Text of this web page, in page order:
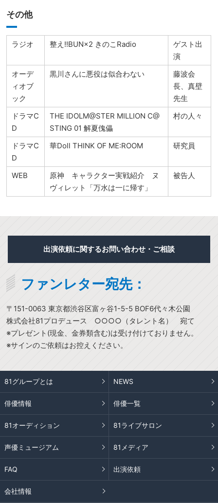
その他
ラジオ 整え!!BUN×2 きのこRadio
ゲスト出
演
オーデ
ィオブ
ック
黒川さんに悪役は似合わない
藤波会
長、真壁
先生
ドラマC
D
THE IDOLM@STER MILLION C@
STING 01 解夏傀儡
村の人々
ドラマC
D
華Doll THINK OF ME:ROOM 研究員
WEB
原神 キャラクター実戦紹介 ヌ
ヴィレット「万水は一に帰す」
被告人
出演依頼に関するお問い合わせ・ご相談
ファンレター宛先：
〒151-0063 東京都渋谷区富ヶ谷1-5-5 BOF6代々木公園
株式会社81プロデュース ○○○○（タレント名） 宛て
※プレゼント(現金、金券類含む)は受け付けておりません。
※サインのご依頼はお控えください。
81グループとは NEWS
俳優情報 俳優一覧
81オーディション 81ライブサロン
声優ミュージアム 81メディア
FAQ 出演依頼
会社情報